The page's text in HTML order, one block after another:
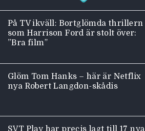
På TV ikväll: Bortglömda thrillern
som Harrison Ford är stolt över:
”Bra film”
Glöm Tom Hanks – här är Netflix
nya Robert Langdon-skådis
SVT Play har precis lagt till 17 nya